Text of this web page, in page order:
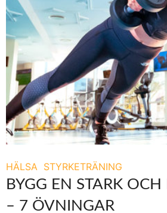
HÄLSA STYRKETRÄNING
BYGG EN STARK OCH
– 7 ÖVNINGAR